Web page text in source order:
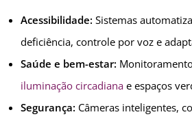
Acessibilidade: Sistemas
deficiência, controle por voz e
Saúde e bem-estar:
iluminação circadianae espaços
Segurança: Câmeras inteligentes,